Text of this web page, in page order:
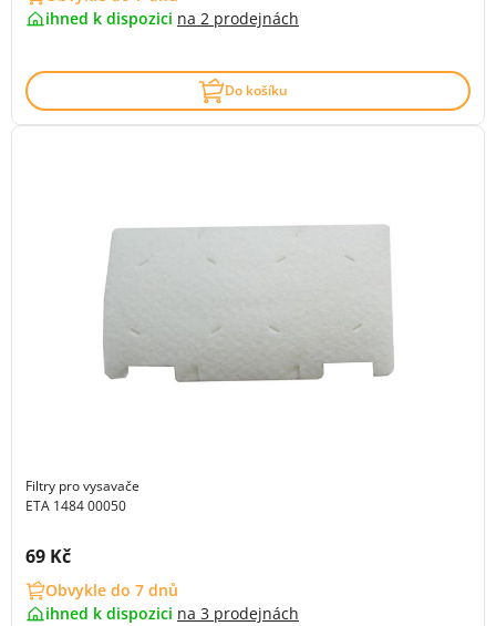
ihned k dispozici na 2 prodejnách
Do košíku
Filtry pro vysavače
ETA 1484 00050
Cena s DPH:
69 Kč
Obvykle do 7 dnů
ihned k dispozici na 3 prodejnách